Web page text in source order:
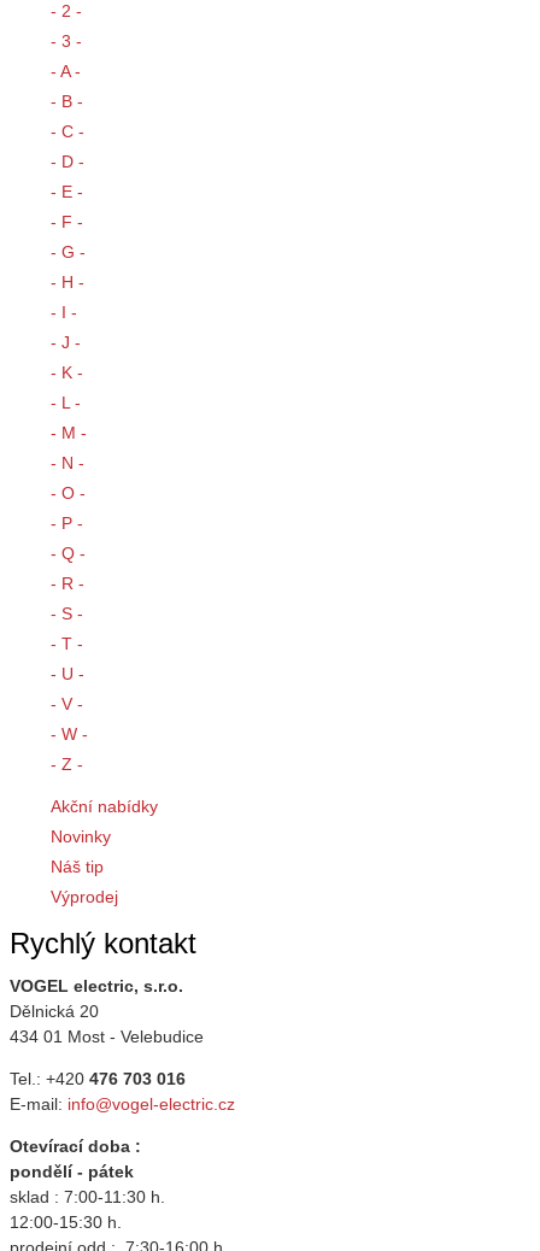
- 2 -
- 3 -
- A -
- B -
- C -
- D -
- E -
- F -
- G -
- H -
- I -
- J -
- K -
- L -
- M -
- N -
- O -
- P -
- Q -
- R -
- S -
- T -
- U -
- V -
- W -
- Z -
Akční nabídky
Novinky
Náš tip
Výprodej
Rychlý kontakt
VOGEL electric, s.r.o.
Dělnická 20
434 01 Most - Velebudice
Tel.: +420 476 703 016
E-mail: info@vogel-electric.cz
Otevírací doba :
pondělí - pátek
sklad : 7:00-11:30 h.
12:00-15:30 h.
prodejní odd.: 7:30-16:00 h.